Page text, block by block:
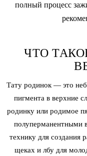
полный процесс
ЧТО
Тату родинок — это
пигмента в верхние
родинку или родимое
полуперманентными
технику для создания
щеках и лбу для